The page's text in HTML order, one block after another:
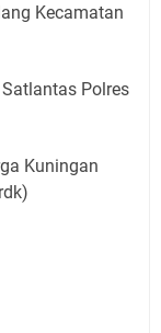
Kecamatan
Polres
Kuningan